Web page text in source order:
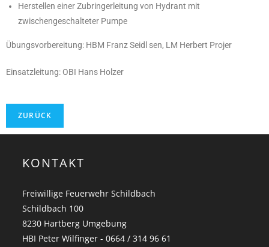
Herstellen einer Zubringerleitung von Hydrant mit
zwischengeschalteter Pumpe
Übungsvorbereitung: HBM Franz Seidl sen, LM Herbert Projer
Einsatzleitung: OBI Hans Holzer
KONTAKT
Freiwillige Feuerwehr Schildbach
Schildbach 100
8230 Hartberg Umgebung
HBI Peter Wilfinger - 0664 / 314 96 61